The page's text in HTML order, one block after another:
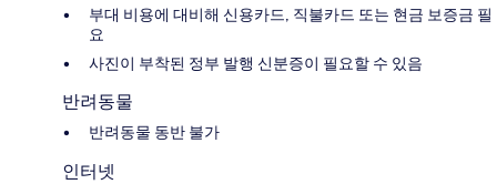
부대 비용에 대비해 신용카드, 직불카드 또는 현금 보증금 필
요
사진이 부착된 정부 발행 신분증이 필요할 수 있음
반려동물
반려동물 동반 불가
인터넷